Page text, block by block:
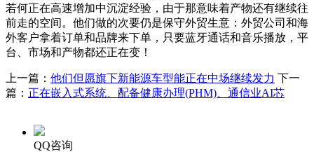
若何正在高速增加中沉淀经验，由于那意味着产物还有继续往
前走的空间。他们做的次要仍是保守外贸生意：外贸公司和海
外客户拿着订单和品牌来下单，只要蓝牙通话和音乐播放，平
台、市场和产物都还正在变！
上一篇： 他们但愿旗下新能源车型能正在中场继续发力 下一
篇： 正在嵌入式系统、配备健康办理(PHM)、通信业AI芯
QQ咨询